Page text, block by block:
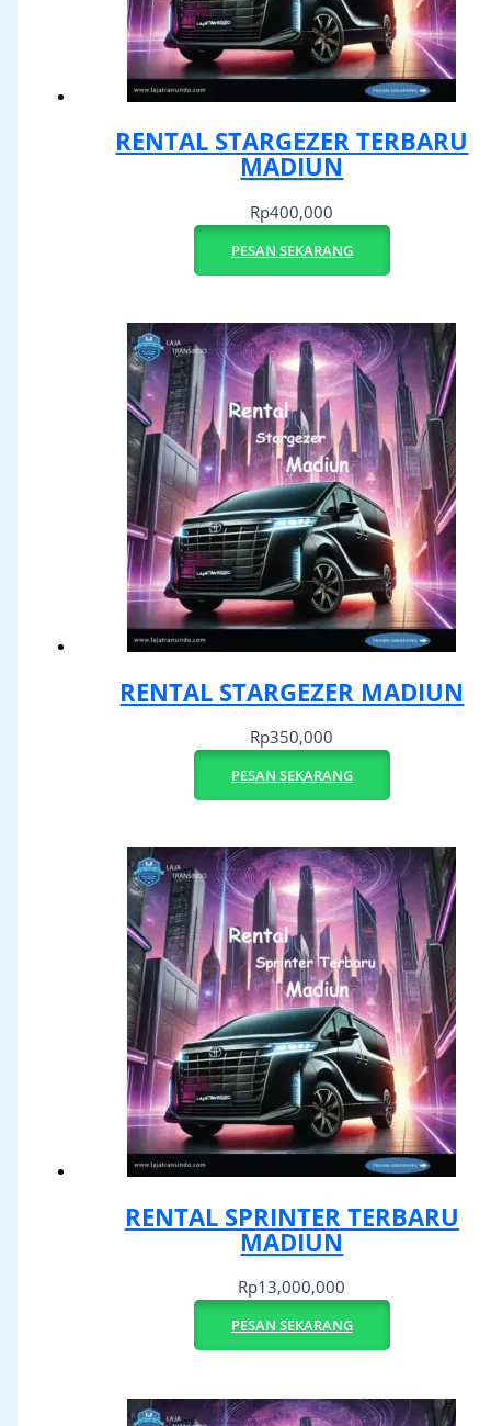
RENTAL STARGEZER TERBARU
MADIUN
Rp400,000
PESAN SEKARANG
RENTAL STARGEZER MADIUN
Rp350,000
PESAN SEKARANG
RENTAL SPRINTER TERBARU
MADIUN
Rp13,000,000
PESAN SEKARANG